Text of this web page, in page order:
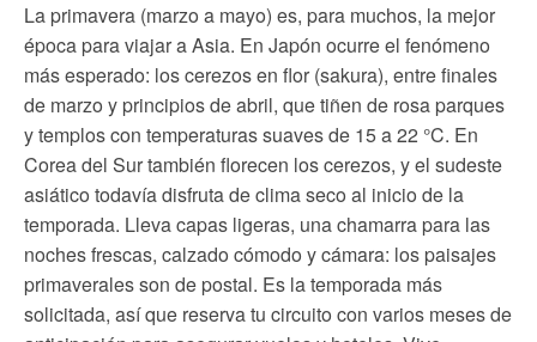
La primavera (marzo a mayo) es, para muchos, la mejor
época para viajar a Asia. En Japón ocurre el fenómeno
más esperado: los cerezos en flor (sakura), entre finales
de marzo y principios de abril, que tiñen de rosa parques
y templos con temperaturas suaves de 15 a 22 °C. En
Corea del Sur también florecen los cerezos, y el sudeste
asiático todavía disfruta de clima seco al inicio de la
temporada. Lleva capas ligeras, una chamarra para las
noches frescas, calzado cómodo y cámara: los paisajes
primaverales son de postal. Es la temporada más
solicitada, así que reserva tu circuito con varios meses de